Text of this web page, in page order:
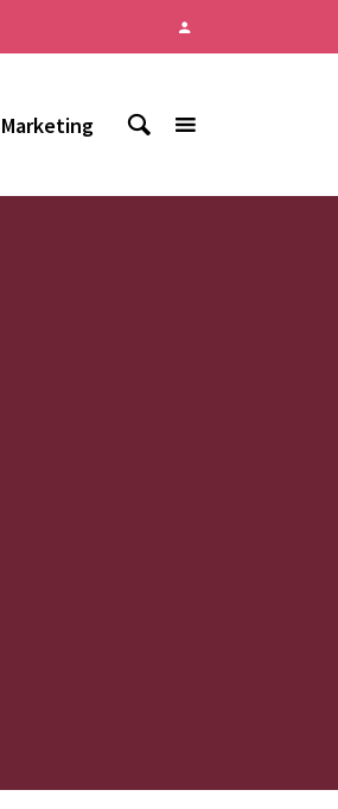
Marketing